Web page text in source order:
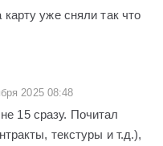
уже сняли так что
2025 08:48
15 сразу. Почитал
текстуры и т.д.),